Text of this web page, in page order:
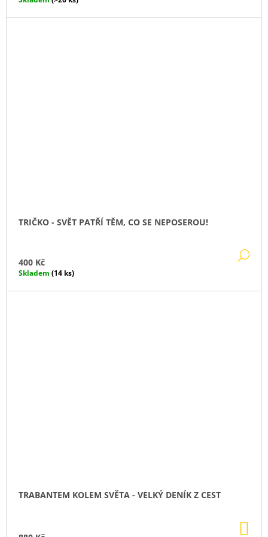
TRIČKO - SVĚT PATŘÍ TĚM, CO SE NEPOSEROU!
400 Kč
Skladem (14 ks)
TRABANTEM KOLEM SVĚTA - VELKÝ DENÍK Z CEST